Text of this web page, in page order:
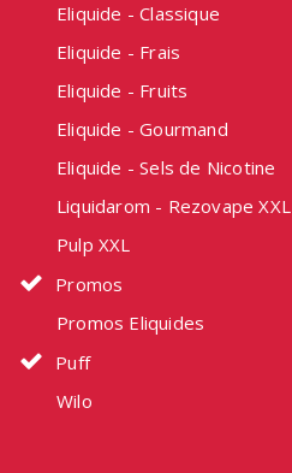
Eliquide - Classique
Eliquide - Frais
Eliquide - Fruits
Eliquide - Gourmand
Eliquide - Sels de Nicotine
Liquidarom - Rezovape XXL
Pulp XXL
Promos
Promos Eliquides
Puff
Wilo